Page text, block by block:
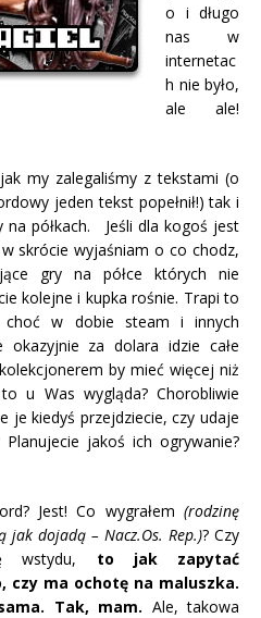
o i długo
nas w
internetac
h nie było,
ale ale!
my zalegaliśmy z tekstami (o
jeden tekst popełnił!) tak i
na półkach. Jeśli dla kogoś jest
skrócie wyjaśniam o co chodz,
gry na półce których nie
kolejne i kupka rośnie. Trapi to
choć w dobie steam i innych
okazyjnie za dolara idzie całe
by mieć więcej niż
u Was wygląda? Chorobliwie
je kiedyś przejdziecie, czy udaje
jakoś ich ogrywanie?
Jest! Co wygrałem (rodzinę
jak dojadą – Nacz.Os. Rep.)? Czy
wstydu, to jak zapytać
czy ma ochotę na maluszka.
Tak, mam. Ale, takowa